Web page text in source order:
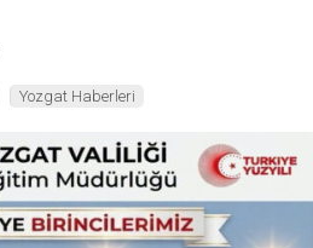
Yozgat Haberleri